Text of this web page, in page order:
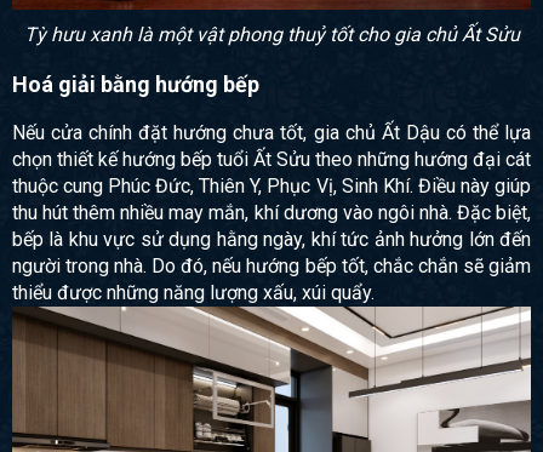
Tỳ hưu xanh là một vật phong thuỷ tốt cho gia chủ Ất Sửu
Hoá giải bằng hướng bếp
Nếu cửa chính đặt hướng chưa tốt, gia chủ Ất Dậu có thể lựa
chọn thiết kế hướng bếp tuổi Ất Sửu theo những hướng đại cát
thuộc cung Phúc Đức, Thiên Y, Phục Vị, Sinh Khí. Điều này giúp
thu hút thêm nhiều may mắn, khí dương vào ngôi nhà. Đặc biệt,
bếp là khu vực sử dụng hằng ngày, khí tức ảnh hưởng lớn đến
người trong nhà. Do đó, nếu hướng bếp tốt, chắc chắn sẽ giảm
thiểu được những năng lượng xấu, xúi quẩy.
×